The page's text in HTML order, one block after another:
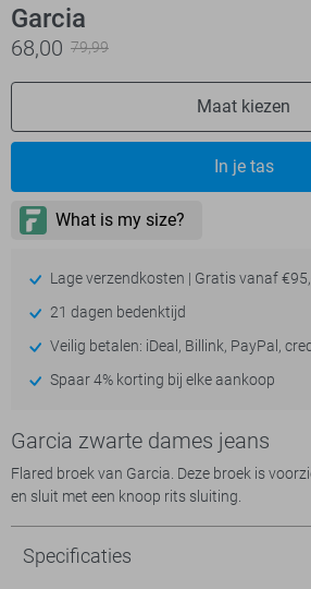
Garcia
68,00 79,99
Maat kiezen
In je tas
Lage verzendkosten | Gratis vanaf
21 dagen bedenktijd
Veilig betalen: iDeal, Billink, PayPal,
Spaar 4% korting bij elke aankoop
Garcia zwarte dames jeans
Flared broek van Garcia. Deze broek is
en sluit met een knoop rits sluiting.
Specificaties